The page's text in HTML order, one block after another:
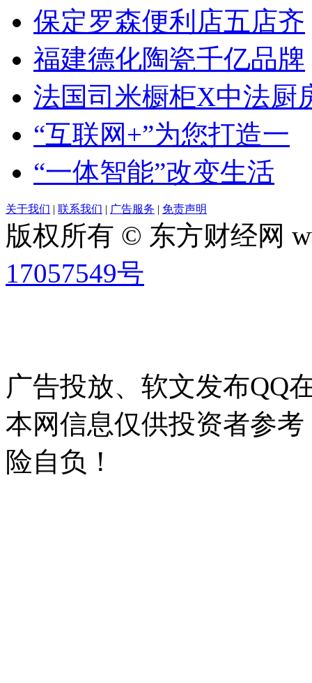
保定罗森便利店五店齐
福建德化陶瓷千亿品牌
法国司米橱柜X中法厨
“互联网+”为您打造一
“一体智能”改变生活
关于我们 | 联系我们 | 广告服务 | 免责声明
版权所有 © 东方财经网
17057549号
广告投放、软文发布QQ
本网信息仅供投资者参
险自负！